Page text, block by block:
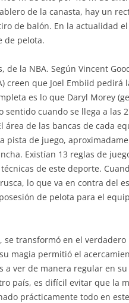
de la canasta, hay un
de balón. En la actualidad
de pelota.
la NBA. Según Vincent
creen que Joel Embiid pedirá
es lo que Daryl Morey
cuando se llega a las
de las bancas de cada
pista de juego,
Existían 13 reglas de
de este deporte.
lo que va en contra del
de pelota para el
se transformó en el
magia permitió el
ver de manera regular en
país, es difícil evitar que la
prácticamente todo en